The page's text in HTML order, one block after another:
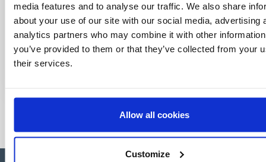
media features and to analyse our traffic. We also share
about your use of our site with our social media, advertising
analytics partners who may combine it with other
you’ve provided to them or that they’ve collected from your
their services.
Allow all cookies
Customize